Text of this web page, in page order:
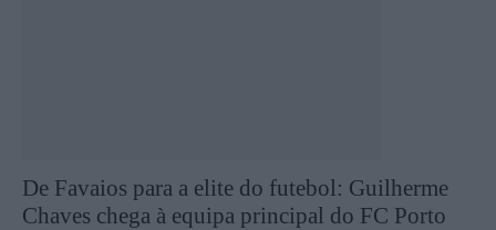
De Favaios para a elite do futebol: Guilherme
Chaves chega à equipa principal do FC Porto